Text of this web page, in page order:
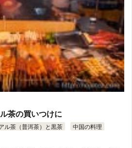
茶の買いつけに
ル茶（普洱茶）と黒茶
中国の料理